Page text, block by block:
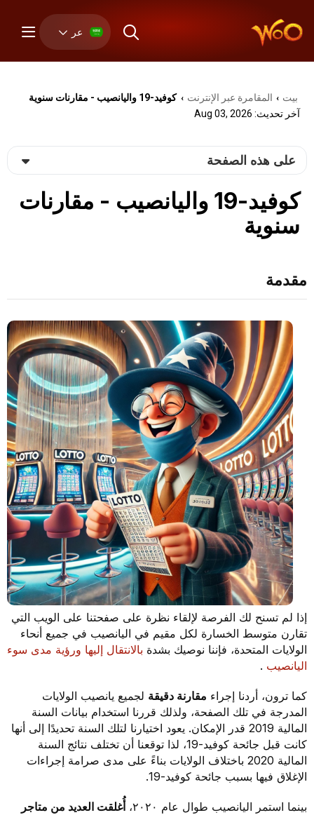
عر
بيت › المقامرة عبر الإنترنت › كوفيد-19 واليانصيب - مقارنات سنوية
آخر تحديث: Aug 03, 2026
على هذه الصفحة
كوفيد-19 واليانصيب - مقارنات
سنوية
مقدمة
إذا لم تسنح لك الفرصة لإلقاء نظرة على صفحتنا على الويب التي
تقارن متوسط الخسارة لكل مقيم في اليانصيب في جميع أنحاء
الولايات المتحدة، فإننا نوصيك بشدةبالانتقال إليها ورؤية مدى سوء
اليانصيب.
كما ترون، أردنا إجراءمقارنة دقيقةلجميع يانصيب الولايات
المدرجة في تلك الصفحة، ولذلك قررنا استخدام بيانات السنة
المالية 2019 قدر الإمكان. يعود اختيارنا لتلك السنة تحديدًا إلى أنها
كانت قبل جائحة كوفيد-19، لذا توقعنا أن تختلف نتائج السنة
المالية 2020 باختلاف الولايات بناءً على مدى صرامة إجراءات
الإغلاق فيها بسبب جائحة كوفيد-19.
بينما استمر اليانصيب طوال عام ٢٠٢٠،
أُغلقت العديد من متاجر